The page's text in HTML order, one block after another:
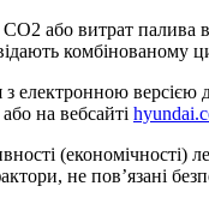
СО2 або витрат палива
комбінованому
електронною
на вебсайті
(економічності)
не пов’язані